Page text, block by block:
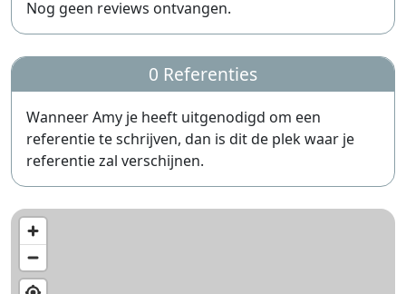
Nog geen reviews ontvangen.
0 Referenties
Wanneer Amy je heeft uitgenodigd om een
referentie te schrijven, dan is dit de plek waar je
referentie zal verschijnen.